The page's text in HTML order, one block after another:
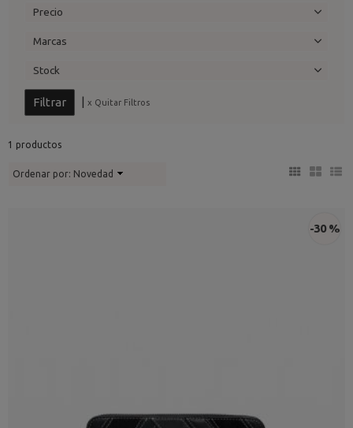
Precio
Marcas
Stock
| x Quitar Filtros
1 productos
Ordenar por: Novedad
-30 %